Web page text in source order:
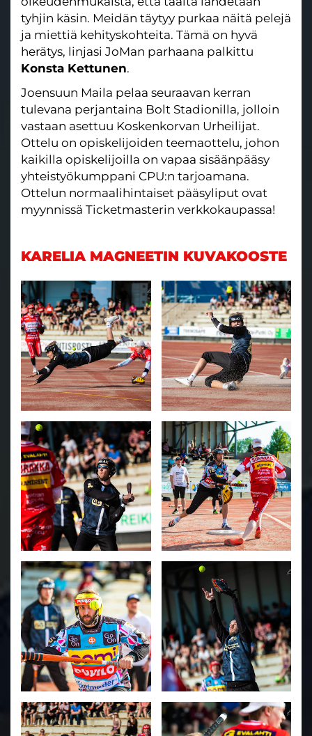
tyhjin käsin. Meidän täytyy purkaa näitä pelejä
ja miettiä kehityskohteita. Tämä on hyvä
herätys, linjasi JoMan parhaana palkittu
Konsta Kettunen.
Joensuun Maila pelaa seuraavan kerran
tulevana perjantaina Bolt Stadionilla, jolloin
vastaan asettuu Koskenkorvan Urheilijat.
Ottelu on opiskelijoiden teemaottelu, johon
kaikilla opiskelijoilla on vapaa sisäänpääsy
yhteistyökumppani CPU:n tarjoamana.
Ottelun normaalihintaiset pääsyliput ovat
myynnissä Ticketmasterin verkkokaupassa!
KARELIA MAGNEETIN KUVAKOOSTE